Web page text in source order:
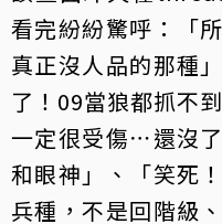
看完紛紛驚呼：「
真正沒人品的那種
了！09當狼都抓不
一定很受傷⋯還沒
和眼神」、「笑死
兵種，不是回階級